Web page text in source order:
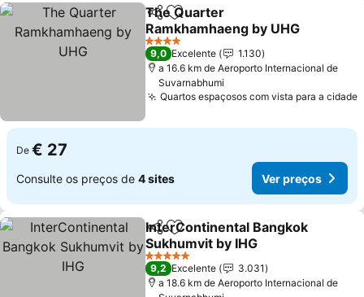
PartilharAdicionar aos favoritos
The Quarter
Ramkhamhaeng by UHG
4 Estrelas
9,0 Excelente
1.130
a 16.6 km de Aeroporto Internacional de
Suvarnabhumi
Quartos espaçosos com vista para a cidade
De € 27
Consulte os preços de 4 sites Ver preços
PartilharAdicionar aos favoritos
InterContinental Bangkok
Sukhumvit by IHG
5 Estrelas
9,2 Excelente
3.031
a 18.6 km de Aeroporto Internacional de